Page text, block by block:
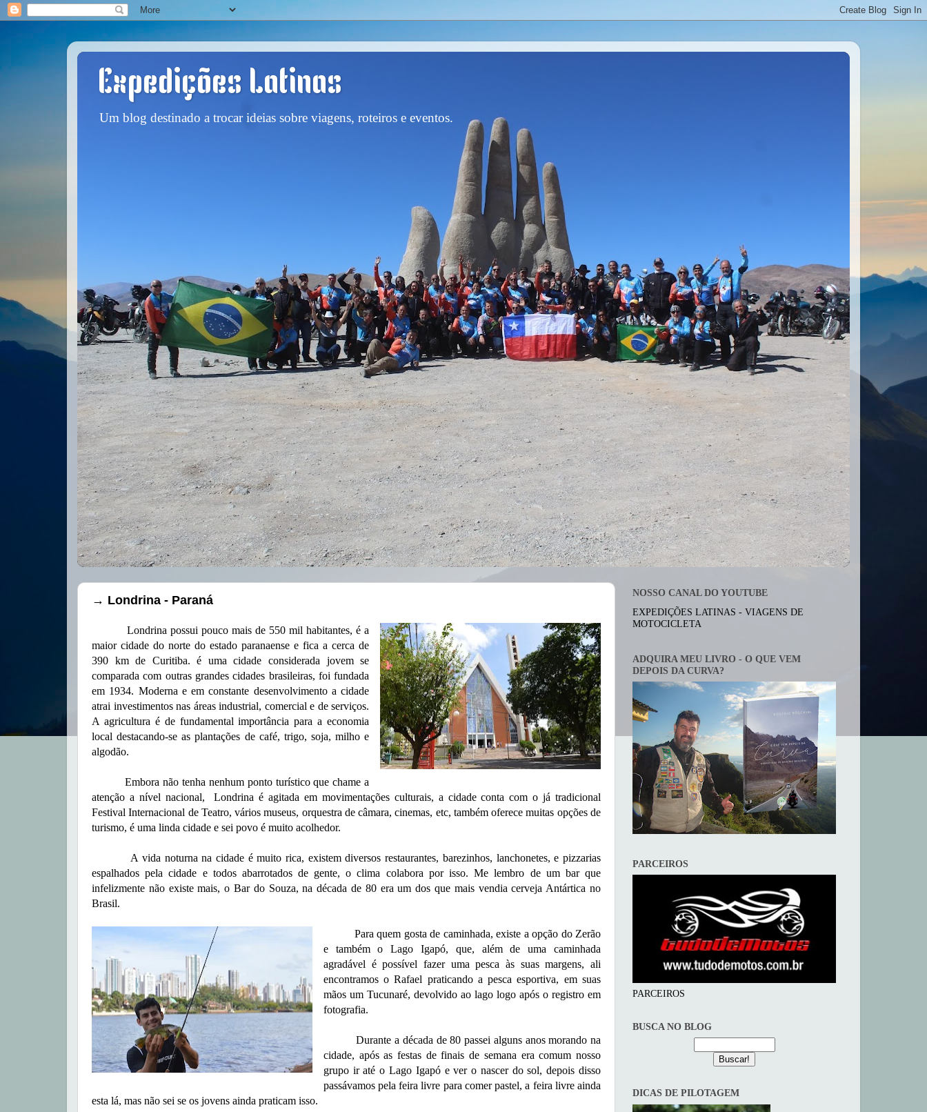
Expedições Latinas
Um blog destinado a trocar ideias sobre viagens, roteiros e eventos.
→ Londrina - Paraná
Londrina possui pouco mais de 550 mil habitantes, é a
maior cidade do norte do estado paranaense e fica a cerca de
390 km de Curitiba. é uma cidade considerada jovem se
comparada com outras grandes cidades brasileiras, foi fundada
em 1934. Moderna e em constante desenvolvimento a cidade
atrai investimentos nas áreas industrial, comercial e de serviços.
A agricultura é de fundamental importância para a economia
local destacando-se as plantações de café, trigo, soja, milho e
algodão.
Embora não tenha nenhum ponto turístico que chame a
atenção a nível nacional, Londrina é agitada em movimentações culturais, a cidade conta com o já tradicional
Festival Internacional de Teatro, vários museus, orquestra de câmara, cinemas, etc, também oferece muitas opções de
turismo, é uma linda cidade e sei povo é muito acolhedor.
A vida noturna na cidade é muito rica, existem diversos restaurantes, barezinhos, lanchonetes, e pizzarias
espalhados pela cidade e todos abarrotados de gente, o clima colabora por isso. Me lembro de um bar que
infelizmente não existe mais, o Bar do Souza, na década de 80 era um dos que mais vendia cerveja Antártica no
Brasil.
Para quem gosta de caminhada, existe a opção do Zerão
e também o Lago Igapó, que, além de uma caminhada
agradável é possível fazer uma pesca às suas margens, ali
encontramos o Rafael praticando a pesca esportiva, em suas
mãos um Tucunaré, devolvido ao lago logo após o registro em
fotografia.
Durante a década de 80 passei alguns anos morando na
cidade, após as festas de finais de semana era comum nosso
grupo ir até o Lago Igapó e ver o nascer do sol, depois disso
passávamos pela feira livre para comer pastel, a feira livre ainda
esta lá, mas não sei se os jovens ainda praticam isso.
NOSSO CANAL DO YOUTUBE
EXPEDIÇÕES LATINAS - VIAGENS DE
MOTOCICLETA
ADQUIRA MEU LIVRO - O QUE VEM
DEPOIS DA CURVA?
PARCEIROS
PARCEIROS
BUSCA NO BLOG
DICAS DE PILOTAGEM